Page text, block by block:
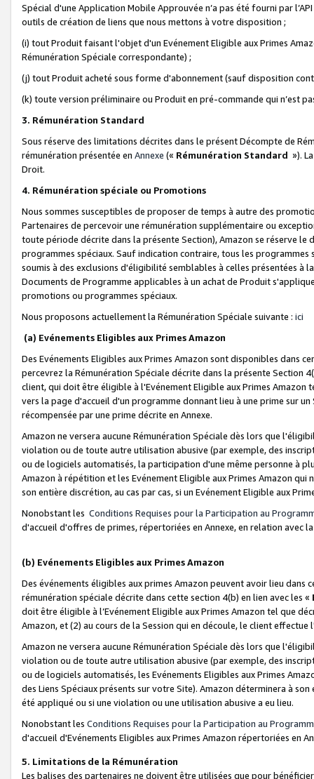
Spécial d'une Application Mobile Approuvée n’a pas été fourni par
outils de création de liens que nous mettons à votre disposition ;
(i) tout Produit faisant l'objet d'un Evénement Eligible aux Primes
Rémunération Spéciale correspondante) ;
(j) tout Produit acheté sous forme d'abonnement (sauf disposition
(k) toute version préliminaire ou Produit en pré-commande qui n’est
3. Rémunération Standard
Sous réserve des limitations décrites dans le présent Décompte de
rémunération présentée en Annexe (« Rémunération Standard »).
Droit.
4. Rémunération spéciale ou Promotions
Nous sommes susceptibles de proposer de temps à autre des
Partenaires de percevoir une rémunération supplémentaire ou
toute période décrite dans la présente Section), Amazon se réserve
programmes spéciaux. Sauf indication contraire, tous les
soumis à des exclusions d'éligibilité semblables à celles présentées à
Documents de Programme applicables à un achat de Produit
promotions ou programmes spéciaux.
Nous proposons actuellement la Rémunération Spéciale suivante : ici
(a) Evénements Eligibles aux Primes Amazon
Des Evénements Eligibles aux Primes Amazon sont disponibles dans
percevrez la Rémunération Spéciale décrite dans la présente Section
client, qui doit être éligible à l'Evénement Eligible aux Primes Amazon
vers la page d'accueil d'un programme donnant lieu à une prime sur
récompensée par une prime décrite en Annexe.
Amazon ne versera aucune Rémunération Spéciale dès lors que
violation ou de toute autre utilisation abusive (par exemple, des
ou de logiciels automatisés, la participation d'une même personne à
Amazon à répétition et les Evénement Eligible aux Primes Amazon qui
son entière discrétion, au cas par cas, si un Evénement Eligible aux
Nonobstant les Conditions Requises pour la Participation au
d'accueil d'offres de primes, répertoriées en Annexe, en relation avec
(b) Evénements Eligibles aux Primes Amazon
Des événements éligibles aux primes Amazon peuvent avoir lieu dans
rémunération spéciale décrite dans cette section 4(b) en lien avec les «
doit être éligible à l’Evénement Eligible aux Primes Amazon tel que
Amazon, et (2) au cours de la Session qui en découle, le client
Amazon ne versera aucune Rémunération Spéciale dès lors que
violation ou de toute autre utilisation abusive (par exemple, des
ou de logiciels automatisés, les Evénements Eligibles aux Primes
des Liens Spéciaux présents sur votre Site). Amazon déterminera à
été appliqué ou si une violation ou une utilisation abusive a eu lieu.
Nonobstant les Conditions Requises pour la Participation au
d'accueil d'Evénements Eligibles aux Primes Amazon répertoriées en
5. Limitations de la Rémunération
Les balises des partenaires ne doivent être utilisées que pour